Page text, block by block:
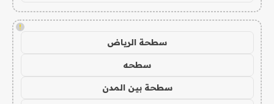
!
سطحة الرياض
سطحه
سطحة بين المدن